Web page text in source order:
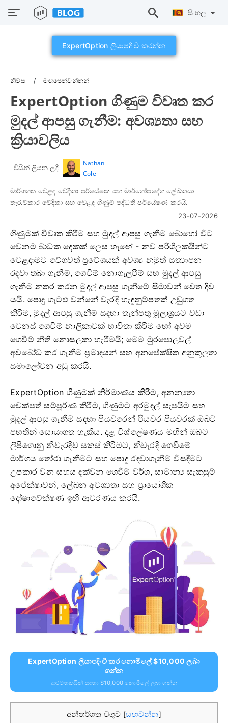
සිංහල
ExpertOption ලියාපදිංචි කරන්න
නිවස මඟපෙන්වන්නන්
ExpertOption ගිණුම විවෘත කර
මුදල් ආපසු ගැනීම: අවශ්‍යතා සහ
ක්‍රියාවලිය
විසින් ලියන ලදී
Nathan
Cole
මාර්ගගත වෙළඳ වේදිකා පර්යේෂක සහ මාර්ගෝපදේශ ලේඛකයා
තැරැව්කාර වේදිකා සහ වෙළඳ ගිණුම් පද්ධති පර්යේෂණ කරයි.
23-07-2026
ගිණුමක් විවෘත කිරීම සහ මුදල් ආපසු ගැනීම බොහෝ විට
වෙනම බාධක දෙකක් ලෙස හැඟේ - නව පරිශීලකයින්ට
වෙළඳාමට වේගවත් ප්‍රවේශයක් අවශ්‍ය නමුත් සත්‍යාපන
රඳවා තබා ගැනීම්, ගෙවීම් නොගැලපීම් සහ මුදල් ආපසු
ගැනීම නතර කරන මුදල් ආපසු ගැනීමේ සීමාවන් වෙත දිව
යයි. පොදු ගැටළු වන්නේ වැරදි හැඳුනුම්පතක් උඩුගත
කිරීම, මුදල් ආපසු ගැනීම් සඳහා තැන්පතු මූලාශ්‍රයට වඩා
වෙනස් ගෙවීම් නාලිකාවක් භාවිතා කිරීම හෝ අවම
ගෙවීම් නීති නොසලකා හැරීමයි; මෙම මුරපොලවල්
අවබෝධ කර ගැනීම ප්‍රමාදයන් සහ අනපේක්ෂිත අනුකූලතා
සමාලෝචන අඩු කරයි.
ExpertOption ගිණුමක් නිර්මාණය කිරීම, අනන්‍යතා
චෙක්පත් සම්පූර්ණ කිරීම, ගිණුමට අරමුදල් සැපයීම සහ
මුදල් ආපසු ගැනීම සඳහා පියවරෙන් පියවර පියවරක් ඔබට
පහතින් සොයාගත හැකිය. දළ විශ්ලේෂණය මඟින් ඔබට
ලිපිගොනු නිවැරදිව සකස් කිරීමට, නිවැරදි ගෙවීමේ
මාර්ගය තෝරා ගැනීමට සහ පොදු රඳවාගැනීම් විසඳීමට
උපකාර වන සහය දක්වන ගෙවීම් වර්ග, සාමාන්‍ය සැකසුම්
අපේක්ෂාවන්, ලේඛන අවශ්‍යතා සහ ප්‍රායෝගික
දෝෂාවේක්ෂණ ඉඟි ආවරණය කරයි.
ExpertOption ලියාපදිංචි කර නොමිලේ $10,000 ලබා
ගන්න
ආරම්භකයින් සඳහා $10,000 නොමිලේ ලබා ගන්න
අන්තර්ගත වගුව [සඟවන්න]